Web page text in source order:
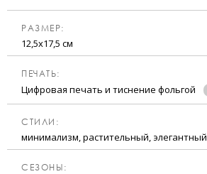
РАЗМЕР:
12,5х17,5 см
ПЕЧАТЬ:
Цифровая печать и тиснение фольгой
CТИЛИ:
минимализм, растительный, элегантный
CЕЗОНЫ: